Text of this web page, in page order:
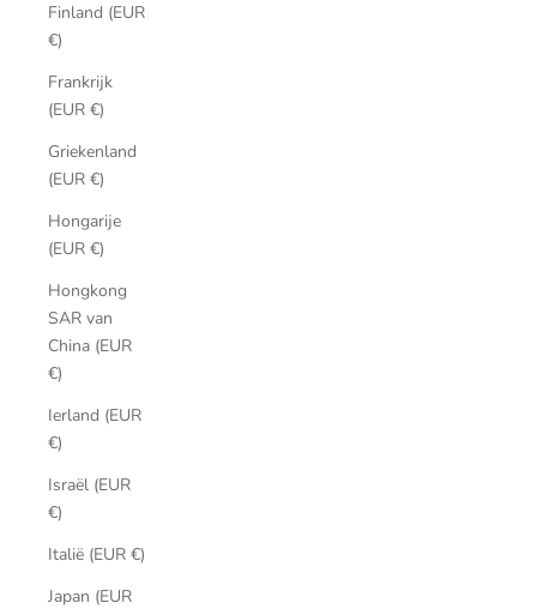
Finland (EUR
€)
Frankrijk
(EUR €)
Griekenland
(EUR €)
Hongarije
(EUR €)
Hongkong
SAR van
China (EUR
€)
Ierland (EUR
€)
Israël (EUR
€)
Italië (EUR €)
Japan (EUR